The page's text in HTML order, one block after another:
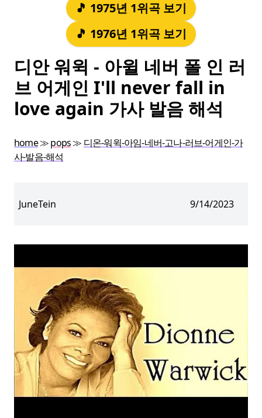
🎵 1975년 1위곡 보기
🎵 1976년 1위곡 보기
디안 워윅 - 아윌 네버 폴 인 러
브 어게인 I'll never fall in
love again 가사 발음 해석
home≫pops≫ 디온-워윅-아임-네버-고나-러브-어게인-가
사-발음-해석
JuneTein 9/14/2023